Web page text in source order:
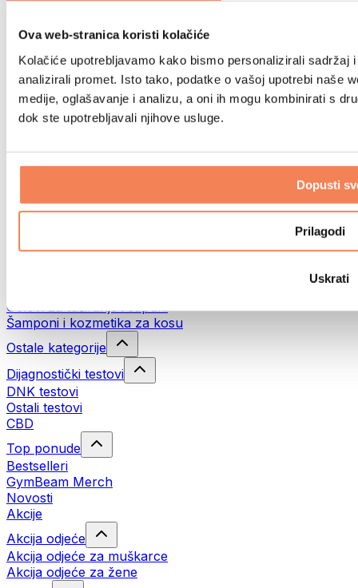
Ova web-stranica koristi kolačiće
Kolačiće upotrebljavamo kako bismo personalizirali sadržaj
analizirali promet. Isto tako, podatke o vašoj upotrebi naše
medije, oglašavanje i analizu, a oni ih mogu kombinirati s
dok ste upotrebljavali njihove usluge.
Dopusti
Prilagodi
Uskrati
Oprema prema aktivnosti
Trčanje
Borilački sportovi
Biciklizam
Joga i pilates
Terapija hladnom vodom
Planinarenje
Filteri i vrčevi za vodu
Deterdženti za rublje
Gelovi za tuširanje i sapuni
Šamponi i kozmetika za kosu
Ostale kategorije
Dijagnostički testovi
DNK testovi
Ostali testovi
CBD
Top ponude
Bestselleri
GymBeam Merch
Novosti
Akcije
Akcija odjeće
Akcija odjeće za muškarce
Akcija odjeće za žene